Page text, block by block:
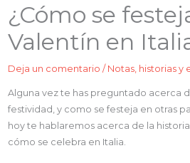
¿Cómo se
Valentín en
Deja un comentario / Notas, historias y
Alguna vez te has preguntado acerca
festividad, y como se festeja en otras
hoy te hablaremos acerca de la
cómo se celebra en Italia.